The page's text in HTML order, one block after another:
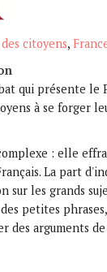
citoyens,
qui présente le
à se forger
: elle
La part
sur les grands
petites phrases,
des arguments